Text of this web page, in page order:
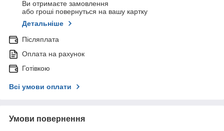
Ви отримаєте замовлення
або гроші повернуться на вашу картку
Детальніше
Післяплата
Оплата на рахунок
Готівкою
Всі умови оплати
Умови повернення